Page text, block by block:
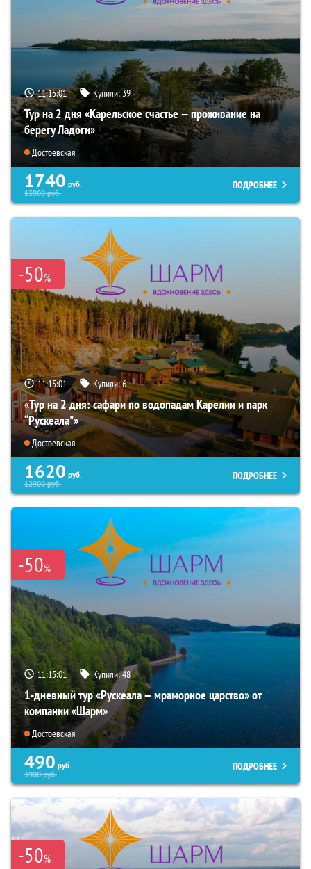
11:15:00 Купили:39
Тур на 2 дня «Карельское счастье — проживание на
берегу Ладоги»
Достоевская
1740 руб.
13900руб.
ПОДРОБНЕЕ
-50%
11:15:00 Купили:6
«Тур на 2 дня: сафари по водопадам Карелии и парк
“Рускеала"»
Достоевская
1620 руб.
12900руб.
ПОДРОБНЕЕ
-50%
11:15:00 Купили:48
1-дневный тур «Рускеала — мраморное царство» от
компании «Шарм»
Достоевская
490 руб.
3900руб.
ПОДРОБНЕЕ
-50%